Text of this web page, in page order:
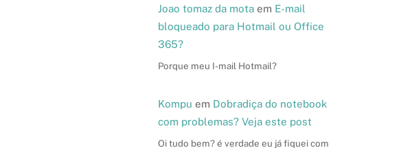
Joao tomaz da motaem E-mail
bloqueado para Hotmail ou Office
365?
Porque meu I-mail Hotmail?
Kompu em Dobradiça do notebook
com problemas? Veja este post
Oi tudo bem? é verdade eu já fiquei com